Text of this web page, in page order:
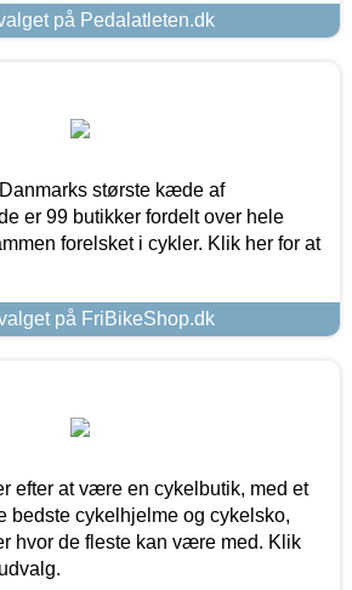
på Pedalatleten.dk
største kæde af
er 99 butikker fordelt over hele
forelsket i cykler. Klik her for at
på FriBikeShop.dk
efter at være en cykelbutik, med et
bedste cykelhjelme og cykelsko,
hvor de fleste kan være med. Klik